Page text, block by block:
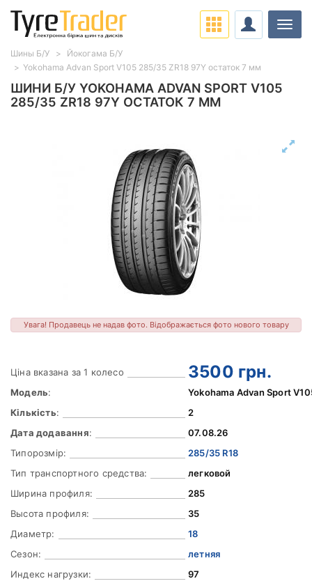
ШИНИ Б/У YOKOHAMA ADVAN SPORT V105
285/35 ZR18 97Y ОСТАТОК 7 ММ
Увага! Продавець не надав фото. Відображається фото нового товару
Ціна вказана за 1 колесо 3500 грн.
Модель:
Yokohama Advan Sport
Кількість:
2
Дата додавання:
07.08.26
Типорозмір:
285/35 R18
Тип транспортного средства:
легковой
Ширина профиля:
285
Высота профиля:
35
Диаметр:
18
Сезон:
летняя
Индекс нагрузки:
97
Шины Б/У
Йокогама Б/У
Yokohama Advan Sport V105 285/35 ZR18 97Y остаток 7 мм